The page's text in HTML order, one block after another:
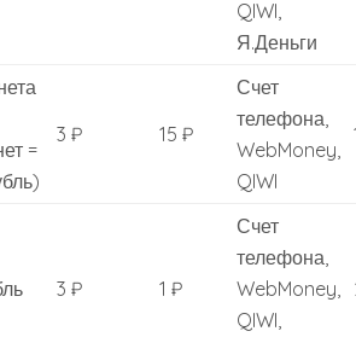
QIWI,
Я.Деньги
=
3 ₽ 15 ₽
Счет
телефона,
WebMoney,
QIWI
3 ₽ 1 ₽
Счет
телефона,
WebMoney,
QIWI,